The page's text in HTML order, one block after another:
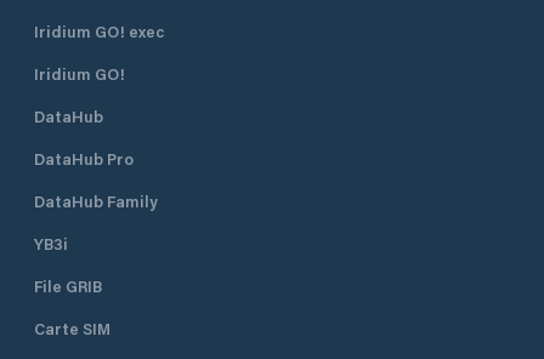
Iridium GO! exec
Iridium GO!
DataHub
DataHub Pro
DataHub Family
YB3i
File GRIB
Carte SIM